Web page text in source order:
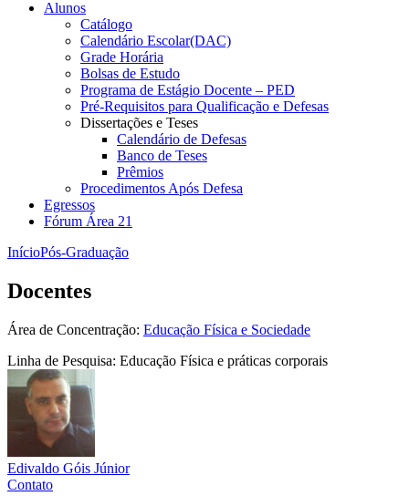
Alunos
Catálogo
Calendário Escolar(DAC)
Grade Horária
Bolsas de Estudo
Programa de Estágio Docente – PED
Pré-Requisitos para Qualificação e Defesas
Dissertações e Teses
Calendário de Defesas
Banco de Teses
Prêmios
Procedimentos Após Defesa
Egressos
Fórum Área 21
InícioPós-Graduação
Docentes
Área de Concentração: Educação Física e Sociedade
Linha de Pesquisa: Educação Física e práticas corporais
Edivaldo Góis Júnior
Contato